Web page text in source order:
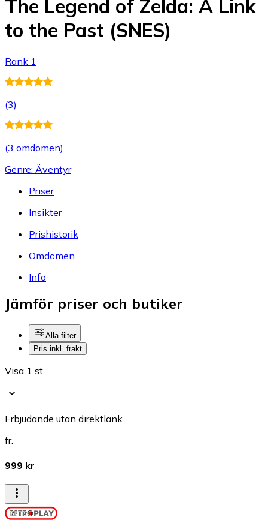
The Legend of Zelda: A Link
to the Past (SNES)
Rank 1
(3)
(3 omdömen)
Genre: Äventyr
Priser
Insikter
Prishistorik
Omdömen
Info
Jämför priser och butiker
Alla filter
Pris inkl. frakt
Visa 1 st
Erbjudande utan direktlänk
fr.
999 kr